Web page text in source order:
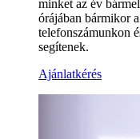
minket az év
órájában bármikor a
telefonszámunkon
segítenek.
Ajánlatkérés